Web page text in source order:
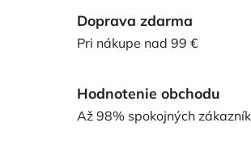
Doprava zdarma
Pri nákupe nad 99 €
Hodnotenie obchodu
Až 98% spokojných